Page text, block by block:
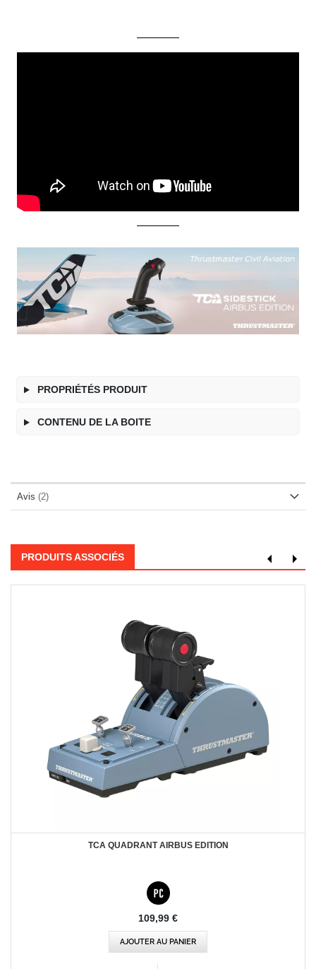
PROPRIÉTÉS PRODUIT
CONTENU DE LA BOITE
Avis 2
PRODUITS ASSOCIÉS
TCA QUADRANT AIRBUS EDITION
109,99 €
AJOUTER AU PANIER